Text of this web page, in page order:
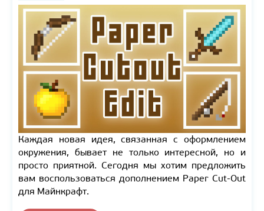
Каждая новая идея, связанная с оформлением
окружения, бывает не только интересной, но и
просто приятной. Сегодня мы хотим предложить
вам воспользоваться дополнением Paper Cut-Out
для Майнкрафт.